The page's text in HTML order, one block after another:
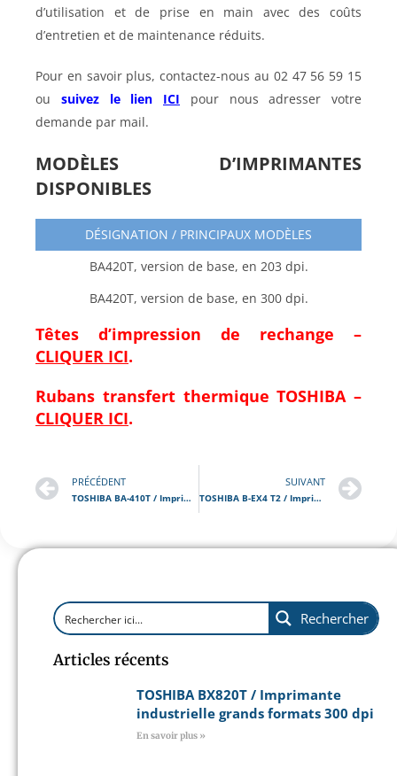
d’utilisation et de prise en main avec des coûts
d’entretien et de maintenance réduits.
Pour en savoir plus, contactez-nous au 02 47 56 59 15
ou
suivez le lien ICI pour nous adresser votre
demande par mail.
MODÈLES D’IMPRIMANTES
DISPONIBLES
DÉSIGNATION / PRINCIPAUX MODÈLES
BA420T, version de base, en 203 dpi.
BA420T, version de base, en 300 dpi.
Têtes d’impression de rechange –
CLIQUER ICI.
Rubans transfert thermique TOSHIBA –
CLIQUER ICI.
PRÉCÉDENT
TOSHIBA BA-410T / Imprimante industrielle en 203 / 300 dpi
SUIVANT
TOSHIBA B-EX4 T2 / Imprimante industrielle en 203 / 300 / 600 dpi
Rechercher
Articles récents
TOSHIBA BX820T / Imprimante
industrielle grands formats 300 dpi
En savoir plus »